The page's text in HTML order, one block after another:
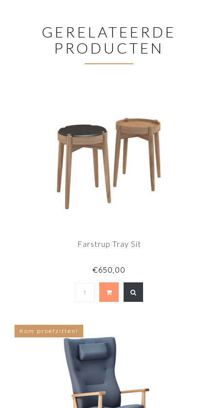
GERELATEERDE
PRODUCTEN
Farstrup Tray Sit
€650,00
Kom proefzitten!